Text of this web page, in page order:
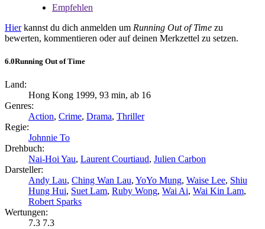
Empfehlen
Hierkannst du dich anmelden um Running Out of Time zu
bewerten, kommentieren oder auf deinen Merkzettel zu setzen.
6.0Running Out of Time
Land:
Hong Kong 1999, 93 min, ab 16
Genres:
Action, Crime, Drama, Thriller
Regie:
Johnnie To
Drehbuch:
Nai-Hoi Yau, Laurent Courtiaud, Julien Carbon
Darsteller:
Andy Lau, Ching Wan Lau, YoYo Mung, Waise Lee, Shiu
Hung Hui, Suet Lam, Ruby Wong, Wai Ai, Wai Kin Lam,
Robert Sparks
Wertungen:
7.3 7.3